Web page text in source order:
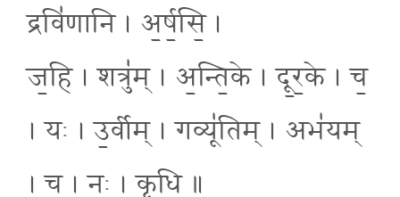
द्रवि॑णानि । अ॒र्ष॒सि॒ ।
ज॒हि । शत्रु॑म् । अ॒न्ति॒के । दू॒र॒के । च॒
। यः । उ॒र्वीम् । गव्यू॑तिम् । अभ॑यम्
। च॒ । नः॒ । कृ॒धि॒ ॥